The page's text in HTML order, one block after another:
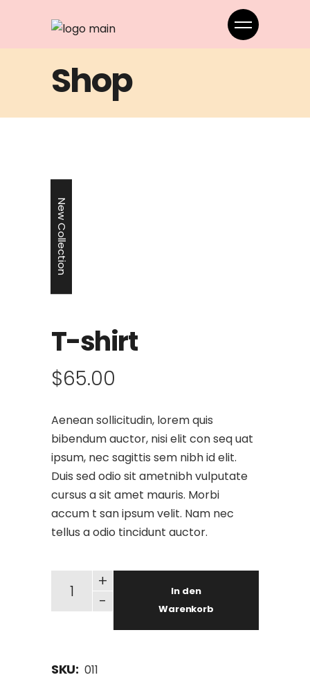
Shop
New Collection
T-shirt
$65.00
Aenean sollicitudin, lorem quis
bibendum auctor, nisi elit con seq uat
ipsum, nec sagittis sem nibh id elit.
Duis sed odio sit ametnibh vulputate
cursus a sit amet mauris. Morbi
accum t san ipsum velit. Nam nec
tellus a odio tincidunt auctor.
T-shirt quantity
-
+
In den
Warenkorb
SKU: 011